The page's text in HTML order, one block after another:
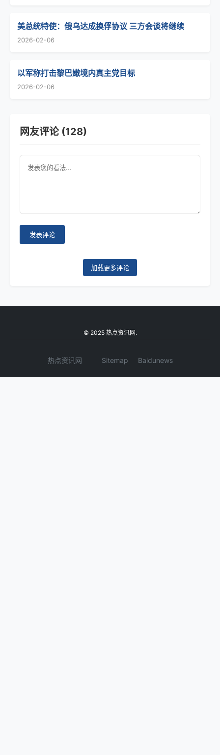
美总统特使：俄乌达成换俘协议 三方会谈将继续
2026-02-06
以军称打击黎巴嫩境内真主党目标
2026-02-06
网友评论 (128)
发表评论
加载更多评论
© 2025 热点资讯网.
热点资讯网 Sitemap Baidunews